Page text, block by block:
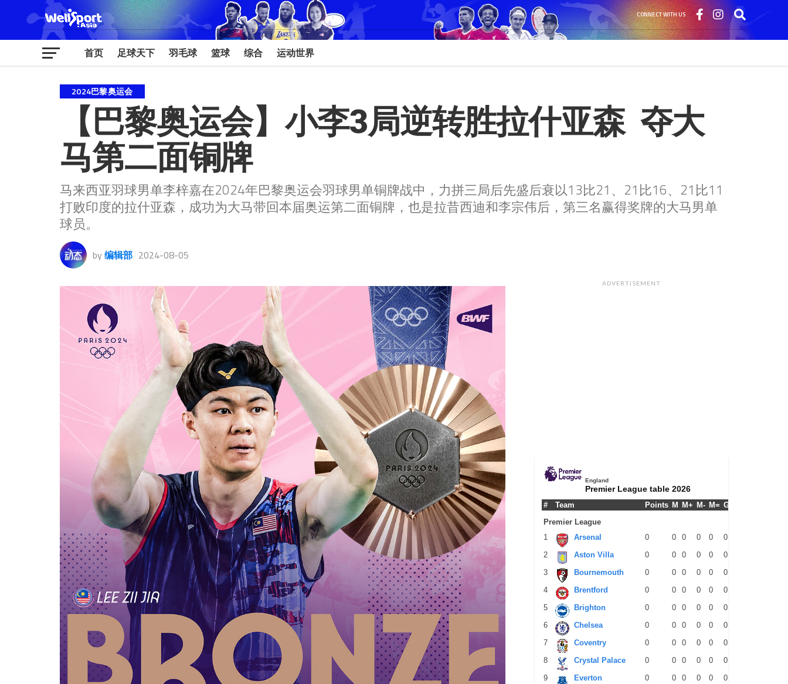
CONNECT WITH US
首页 足球天下 羽毛球 篮球 综合 运动世界
2024巴黎奥运会
【巴黎奥运会】小李3局逆转胜拉什亚森  夺大
马第二面铜牌
马来西亚羽球男单李梓嘉在2024年巴黎奥运会羽球男单铜牌战中，力拼三局后先盛后衰以13比21、21比16、21比11
打败印度的拉什亚森，成功为大马带回本届奥运第二面铜牌，也是拉昔西迪和李宗伟后，第三名赢得奖牌的大马男单
球员。
by 编辑部 2024-08-05
ADVERTISEMENT
England
Premier League table 2026
# Team Points M M+ M- M= G+
Premier League
1
Arsenal 0 0 0 0 0 0
2
Aston Villa 0 0 0 0 0 0
3
Bournemouth 0 0 0 0 0 0
4
Brentford 0 0 0 0 0 0
5
Brighton 0 0 0 0 0 0
6
Chelsea 0 0 0 0 0 0
7
Coventry 0 0 0 0 0 0
8
Crystal Palace 0 0 0 0 0 0
9
Everton 0 0 0 0 0 0